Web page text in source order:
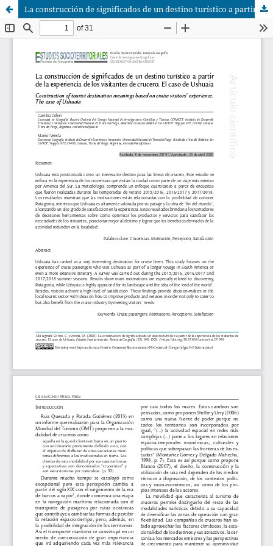
La construcción de significados de un destino turístico a partir de la experiencia de los visitantes de crucero. El caso de Ushuaia